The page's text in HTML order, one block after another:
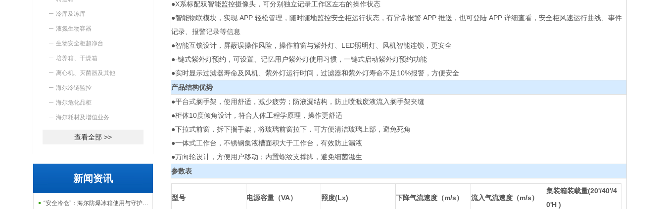
冷库及冻库
液氮生物容器
生物安全柜超净台
培养箱、干燥箱
离心机、灭菌器及其他
海尔冷链监控
海尔危化品柜
海尔耗材及增值业务
查看全部 >>
新闻资讯
“安全冷仓”：海尔防爆冰箱使用与守护指南
●X系标配双智能监控摄像头，可分别独立记录工作区左右的操作状态
●智能物联模块，实现 APP 轻松管理，随时随地监控安全柜运行状态，有异常报警 APP 推送，也可登陆 APP 详细查看，安全柜风速运行曲线、事件
记录、报警记录等信息
●智能互锁设计，屏蔽误操作风险，操作前窗与紫外灯、LED照明灯、风机智能连锁，更安全
●-键式紫外灯预约，可设置、记忆用户紫外灯使用习惯，一键式启动紫外灯预约功能
●实时显示过滤器寿命及风机、紫外灯运行时间，过滤器和紫外灯寿命不足10%报警，方便安全
产品结构优势
●平台式搁手架，使用舒适，减少疲劳；防液漏结构，防止喷溅废液流入搁手架夹缝
●柜体10度倾角设计，符合人体工程学原理，操作更舒适
●下拉式前窗，拆下搁手架，将玻璃前窗拉下，可方便清洁玻璃上部，避免死角
●一体式工作台，不锈钢集液槽面积大于工作台，有效防止漏液
●万向轮设计，方便用户移动；内置螺纹支撑脚，避免细菌滋生
参数表
型号 电源容量（VA） 照度(Lx) 下降气流速度（m/s） 流入气流速度（m/s）
集装箱装载量(20'/40'/4
0'H )